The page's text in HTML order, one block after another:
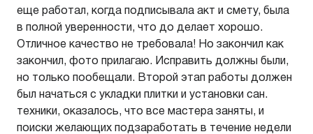
еще работал, когда подписывала акт и смету, была
в полной уверенности, что до делает хорошо.
Отличное качество не требовала! Но закончил как
закончил, фото прилагаю. Исправить должны были,
но только пообещали. Второй этап работы должен
был начаться с укладки плитки и установки сан.
техники, оказалось, что все мастера заняты, и
поиски желающих подзаработать в течение недели